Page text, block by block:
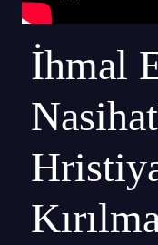
İhmal